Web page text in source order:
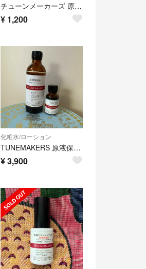
チューンメーカーズ 原液ピーリング液(120ml)
¥ 1,200
化粧水/ローション
TUNEMAKERS 原液保湿水&セラミド200 2点セット
¥3,900